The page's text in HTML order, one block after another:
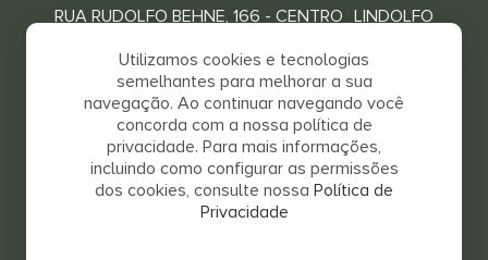
RUA RUDOLFO BEHNE, 166 - CENTRO LINDOLFO
VEJA COMO CHEGAR
Utilizamos cookies e tecnologias
semelhantes para melhorar a sua
navegação. Ao continuar navegando você
concorda com a nossa política de
privacidade. Para mais informações,
incluindo como configurar as permissões
dos cookies, consulte nossa Política de
Privacidade